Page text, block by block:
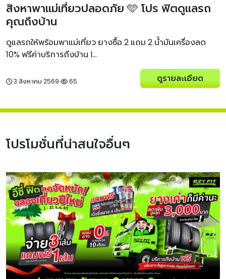
สิงหาพาแม่เที่ยวปลอดภัย 🩵 โปร ฟิตดูแลรถ
คุณถึงบ้าน
ดูแลรถให้พร้อมพาแม่เที่ยว ยางซื้อ 2 แถม 2 น้ำมันเครื่องลด
10% ฟรีค่าบริการถึงบ้าน l...
3 สิงหาคม 2569 65 ดูรายละเอียด
โปรโมชั่นที่น่าสนใจอื่นๆ